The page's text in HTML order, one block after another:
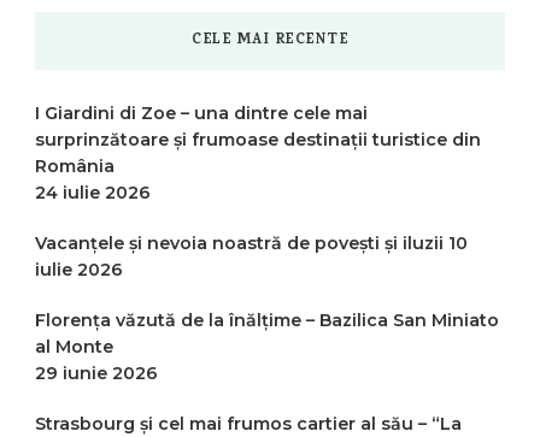
CELE MAI RECENTE
I Giardini di Zoe – una dintre cele mai
surprinzătoare și frumoase destinații turistice din
România
24 iulie 2026
Vacanțele și nevoia noastră de povești și iluzii 10
iulie 2026
Florența văzută de la înălțime – Bazilica San Miniato
al Monte
29 iunie 2026
Strasbourg și cel mai frumos cartier al său – “La